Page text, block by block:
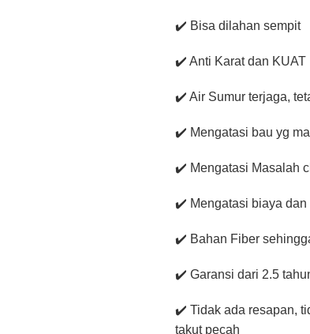
✔️ Bisa dilahan sempit
✔️ Anti Karat dan KUAT
✔️ Air Sumur terjaga,
✔️ Mengatasi bau yg
✔️ Mengatasi Masalah
✔️ Mengatasi biaya dan
✔️ Bahan Fiber
✔️ Garansi dari 2.5
✔️ Tidak ada resapan,
takut pecah